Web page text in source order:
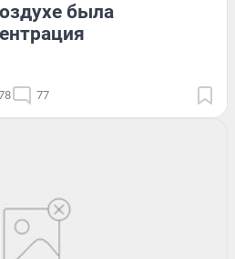
была
77